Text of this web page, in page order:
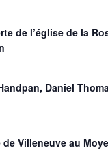
de l’église de la
Daniel
Villeneuve au